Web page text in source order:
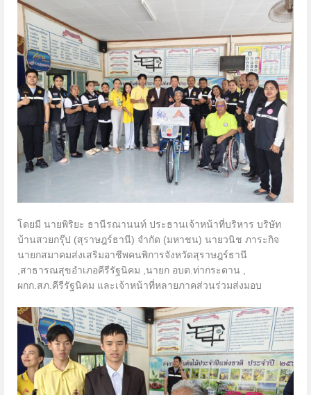
โดยมี นายพิริยะ ธานีรณานนท์ ประธานเจ้าหน้าที่บริหาร บริษัท
บ้านสวยกรุ๊ป (สุราษฎร์ธานี) จำกัด (มหาชน) นายวนิช ภาระกิจ
นายกสมาคมส่งเสริมอาชีพคนพิการจังหวัดสุราษฎร์ธานี
,สาธารณสุขอำเภอคีรีรัฐนิคม ,นายก อบต.ท่ากระดาน ,
ผกก.สภ.คีรีรัฐนิคม และเจ้าหน้าที่หลายภาคส่วนร่วมส่งมอบ